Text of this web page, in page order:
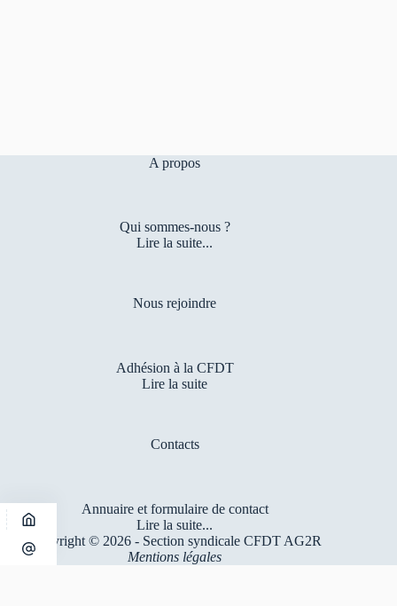
A propos
Qui sommes-nous ?
Lire la suite...
Nous rejoindre
Adhésion à la CFDT
Lire la suite
Contacts
Annuaire et formulaire de contact
Lire la suite...
Copyright © 2026 - Section syndicale CFDT AG2R
Mentions légales